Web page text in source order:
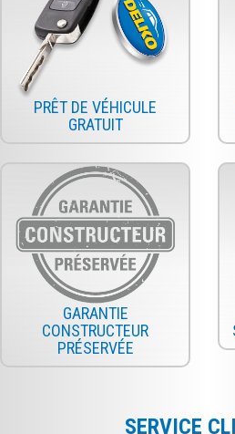
PRÊT DE VÉHICULE
GRATUIT
GARANTIE
CONSTRUCTEUR
PRÉSERVÉE
SERVICE